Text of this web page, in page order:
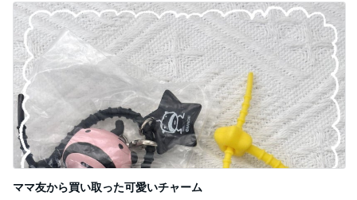
ママ友から買い取った可愛いチャーム